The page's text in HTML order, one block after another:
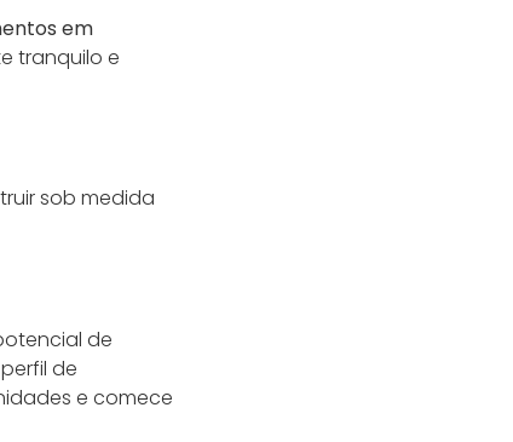
em
tranquilo e
sob medida
de
de
e comece